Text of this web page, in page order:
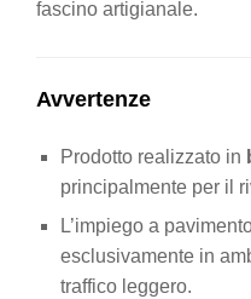
fascino artigianale.
Avvertenze
Prodotto realizzato in
principalmente per il
L’impiego a
esclusivamente in
traffico leggero.